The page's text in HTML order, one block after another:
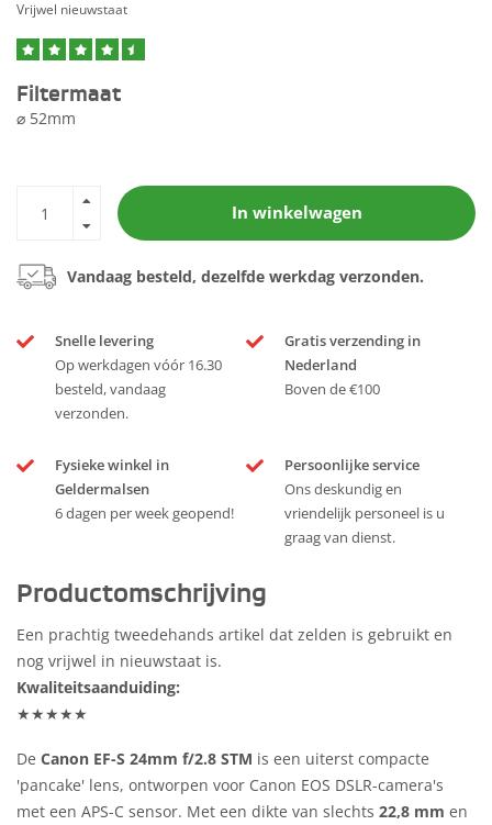
Vrijwel nieuwstaat
Filtermaat
⌀ 52mm
In winkelwagen
Vandaag besteld, dezelfde werkdag verzonden.
Snelle levering
Op werkdagen vóór 16.30
besteld, vandaag
verzonden.
Gratis verzending in
Nederland
Boven de €100
Fysieke winkel in
Geldermalsen
6 dagen per week geopend!
Persoonlijke service
Ons deskundig en
vriendelijk personeel is u
graag van dienst.
Productomschrijving
Een prachtig tweedehands artikel dat zelden is gebruikt en
nog vrijwel in nieuwstaat is.
Kwaliteitsaanduiding:
★★★★★
De Canon EF-S 24mm f/2.8 STM is een uiterst compacte
'pancake' lens, ontworpen voor Canon EOS DSLR-camera's
met een APS-C sensor. Met een dikte van slechts 22,8 mm en